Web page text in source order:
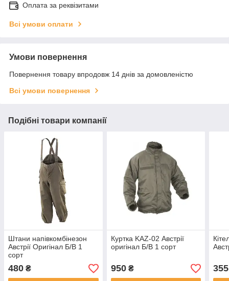
Оплата за реквізитами
Всі умови оплати
Умови повернення
Повернення товару впродовж 14 днів за домовленістю
Всі умови повернення
Подібні товари компанії
Штани напівкомбінезон
Австрії Оригінал Б/В 1
сорт
480 ₴
Куртка KAZ-02 Австрії
оригінал Б/В 1 сорт
950₴ 355